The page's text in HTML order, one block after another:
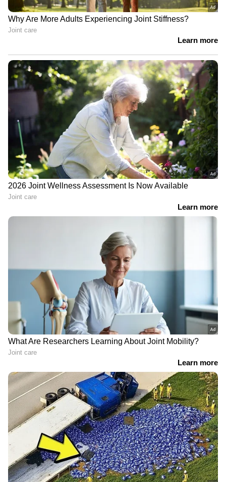
നിക്ഷേപമുള്ള സയീദിന്‍റെ ആകെ സമ്പാദ്യം 1500
കോടി വരുമെന്നാണ് എബിപി ലൈവിന്‍റെ ഒരു
റിപ്പോര്‍ട്ട്. അതേസമയം ഏറെ പ്രിയപ്പെട്ട
ഒരുക്കത്തിലാണ് സയീദ്. ഇന്‍സ്റ്റഗ്രാമിലൂടെ
അത് സംബന്ധിച്ച സൂചന ഒരിക്കല്‍ അദ്ദേഹം
പങ്കുവച്ചിരുന്നുവെങ്കിലും കൂടുതല്‍
വിശദാംശങ്ങള്‍ അറിയിച്ചിട്ടില്ല.
ALSO READ : 'അഡിയോസ് അമിഗോ'
പുതിയ റിലീസ് തീയതി പ്രഖ്യാപിച്ചു
അനാദരവ്; പയ്യന്നൂര്‍
തഹസിൽദാരെ സസ്പെൻഡ്
ചെയ്യും